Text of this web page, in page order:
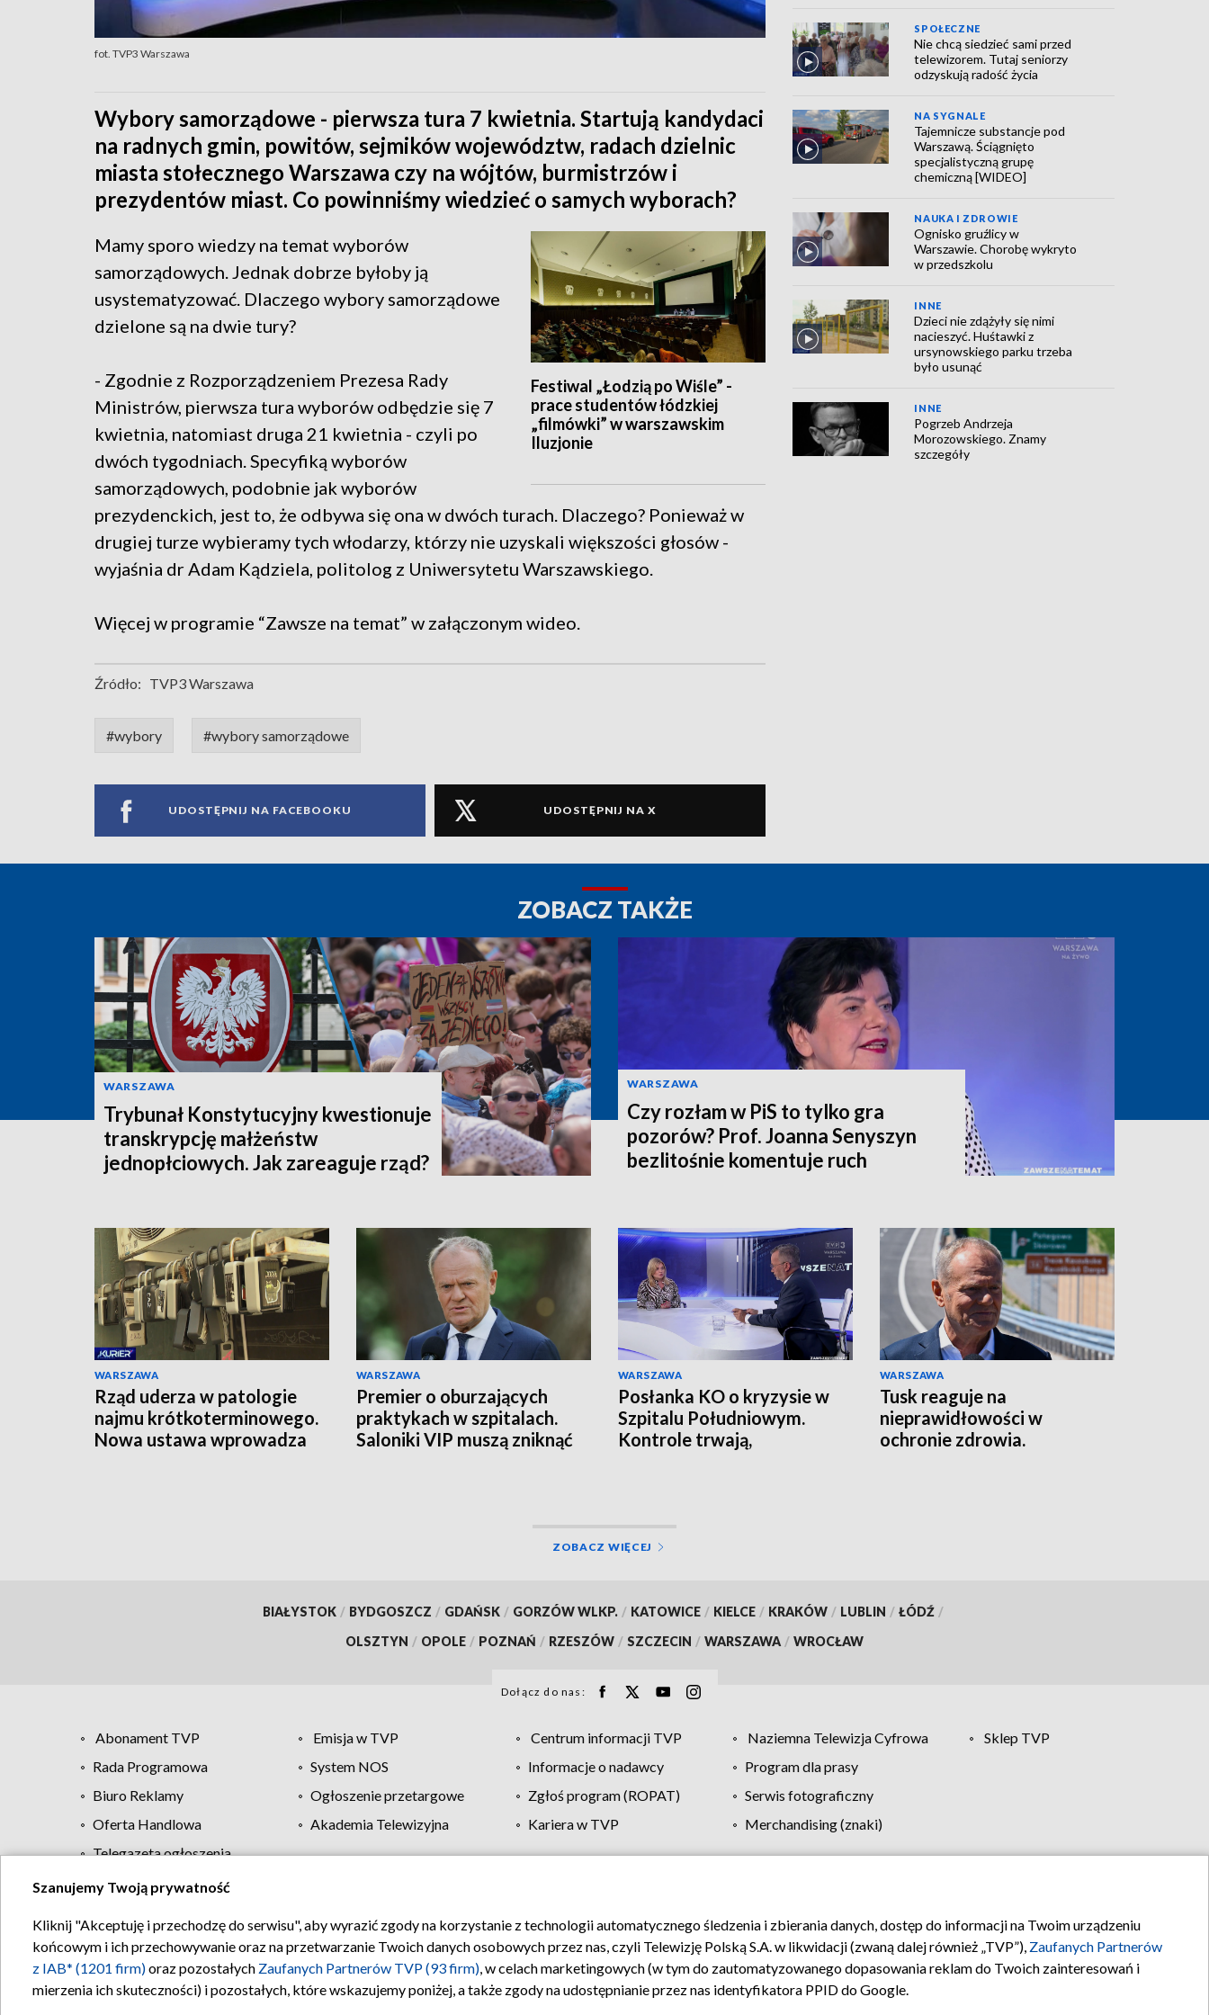
fot. TVP3 Warszawa
Wybory samorządowe - pierwsza tura 7 kwietnia. Startują kandydaci
na radnych gmin, powitów, sejmików województw, radach dzielnic
miasta stołecznego Warszawa czy na wójtów, burmistrzów i
prezydentów miast. Co powinniśmy wiedzieć o samych wyborach?
Festiwal „Łodzią po Wiśle” -
prace studentów łódzkiej
„filmówki” w warszawskim
Iluzjonie
Mamy sporo wiedzy na temat wyborów
samorządowych. Jednak dobrze byłoby ją
usystematyzować. Dlaczego wybory samorządowe
dzielone są na dwie tury?
- Zgodnie z Rozporządzeniem Prezesa Rady
Ministrów, pierwsza tura wyborów odbędzie się 7
kwietnia, natomiast druga 21 kwietnia - czyli po
dwóch tygodniach. Specyfiką wyborów
samorządowych, podobnie jak wyborów
prezydenckich, jest to, że odbywa się ona w dwóch turach. Dlaczego? Ponieważ w
drugiej turze wybieramy tych włodarzy, którzy nie uzyskali większości głosów -
wyjaśnia dr Adam Kądziela, politolog z Uniwersytetu Warszawskiego.
Więcej w programie “Zawsze na temat” w załączonym wideo.
Źródło: TVP3 Warszawa
#wybory #wybory samorządowe
UDOSTĘPNIJ NA FACEBOOKU UDOSTĘPNIJ NA X
SPOŁECZNE
Nie chcą siedzieć sami przed
telewizorem. Tutaj seniorzy
odzyskują radość życia
NA SYGNALE
Tajemnicze substancje pod
Warszawą. Ściągnięto
specjalistyczną grupę
chemiczną [WIDEO]
NAUKA I ZDROWIE
Ognisko gruźlicy w
Warszawie. Chorobę wykryto
w przedszkolu
INNE
Dzieci nie zdążyły się nimi
nacieszyć. Huśtawki z
ursynowskiego parku trzeba
było usunąć
INNE
Pogrzeb Andrzeja
Morozowskiego. Znamy
szczegóły
ZOBACZ TAKŻE
WARSZAWA
Trybunał Konstytucyjny kwestionuje
transkrypcję małżeństw
jednopłciowych. Jak zareaguje rząd?
WARSZAWA
Czy rozłam w PiS to tylko gra
pozorów? Prof. Joanna Senyszyn
bezlitośnie komentuje ruch
WARSZAWA
Rząd uderza w patologie
najmu krótkoterminowego.
Nowa ustawa wprowadza
WARSZAWA
Premier o oburzających
praktykach w szpitalach.
Saloniki VIP muszą zniknąć
WARSZAWA
Posłanka KO o kryzysie w
Szpitalu Południowym.
Kontrole trwają,
WARSZAWA
Tusk reaguje na
nieprawidłowości w
ochronie zdrowia.
ZOBACZ WIĘCEJ
BIAŁYSTOK / BYDGOSZCZ / GDAŃSK / GORZÓW WLKP. / KATOWICE / KIELCE / KRAKÓW / LUBLIN / ŁÓDŹ /
OLSZTYN / OPOLE / POZNAŃ / RZESZÓW / SZCZECIN / WARSZAWA / WROCŁAW
Dołącz do nas:
Abonament TVP Emisja w TVP Centrum informacji TVP Naziemna Telewizja Cyfrowa
Sklep TVP
Rada Programowa
System NOS Informacje o nadawcy
Program dla prasy
Biuro Reklamy
Ogłoszenie przetargowe Zgłoś program (ROPAT)
Serwis fotograficzny
Oferta Handlowa
Akademia Telewizyjna Kariera w TVP
Merchandising (znaki)
Telegazeta ogłoszenia
Regulamin TVP Polityka prywatności Moje zgody Pomoc Biuro reklamy Kontakt
Szanujemy Twoją prywatność
Kliknij "Akceptuję i przechodzę do serwisu", aby wyrazić zgody na korzystanie z technologii automatycznego śledzenia i zbierania danych, dostęp do informacji na Twoim urządzeniu
końcowym i ich przechowywanie oraz na przetwarzanie Twoich danych osobowych przez nas, czyli Telewizję Polską S.A. w likwidacji (zwaną dalej również „TVP”), Zaufanych Partnerów
z IAB* (1201 firm)oraz pozostałych Zaufanych Partnerów TVP (93 firm), w celach marketingowych (w tym do zautomatyzowanego dopasowania reklam do Twoich zainteresowań i
mierzenia ich skuteczności) i pozostałych, które wskazujemy poniżej, a także zgody na udostępnianie przez nas identyfikatora PPID do Google.